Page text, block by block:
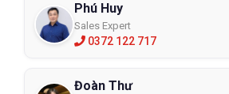
Phú Huy
Sales Expert
0372 122 717
Đoàn Thư